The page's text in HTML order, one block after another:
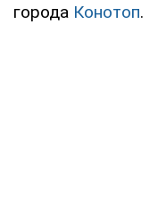
города Конотоп.